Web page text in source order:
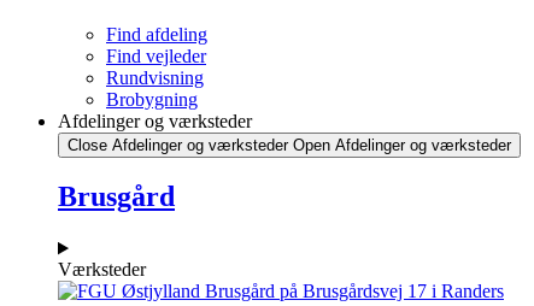
Find afdeling
Find vejleder
Rundvisning
Brobygning
Afdelinger og værksteder
Close Afdelinger og værksteder Open Afdelinger og værksteder
Brusgård
Værksteder